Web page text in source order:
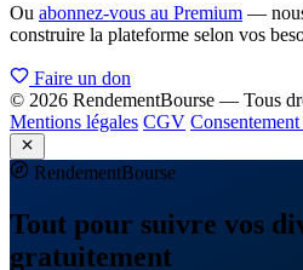
Ou abonnez-vous au Premium —
construire la plateforme selon vos
Faire un don
© 2026 RendementBourse — Tous
Mentions légales CGV
RendementBourse
Tout pour suivre vos
gratuitement